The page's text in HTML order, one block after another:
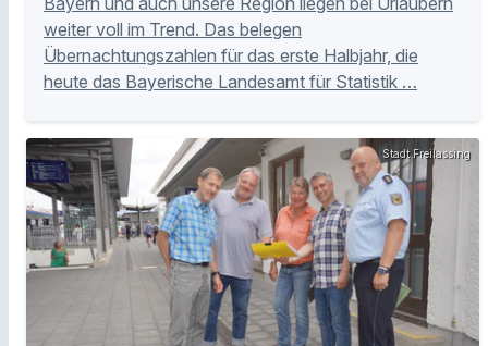
weiter voll im Trend. Das belegen
Übernachtungszahlen für das erste Halbjahr, die
heute das Bayerische Landesamt für Statistik …
Stadt Freilassing